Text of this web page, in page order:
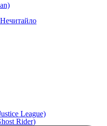
League)
Rider)